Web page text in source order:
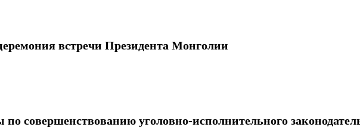
встречи Президента Монголии
совершенствованию уголовно-исполнительного